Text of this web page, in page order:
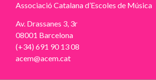
Associació Catalana d’Escoles de Música
Av. Drassanes 3, 3r
08001 Barcelona
(+34) 691 90 13 08
acem@acem.cat